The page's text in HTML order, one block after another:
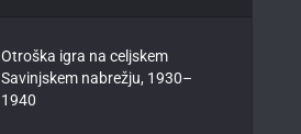
Otroška igra na celjskem
Savinjskem nabrežju, 1930–
1940